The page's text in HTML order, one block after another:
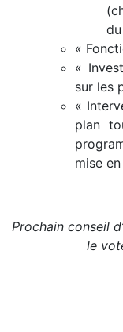
«
«
sur les
«
plan
mise
Prochain conseil
le